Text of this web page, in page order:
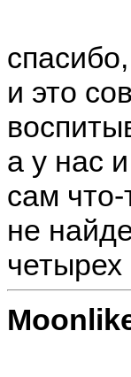
и это
а у нас
сам
не
четырех